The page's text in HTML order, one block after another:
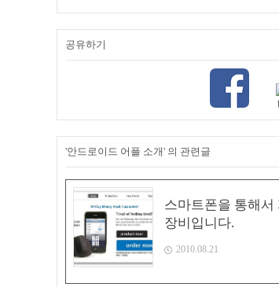
공유하기
'안드로이드 어플 소개' 의 관련글
스마트폰을 통해
장비입니다.
2010.08.21